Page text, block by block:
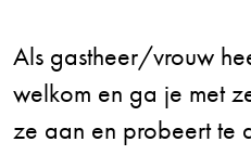
Als gastheer/vrouw
welkom en ga je met
ze aan en probeert te